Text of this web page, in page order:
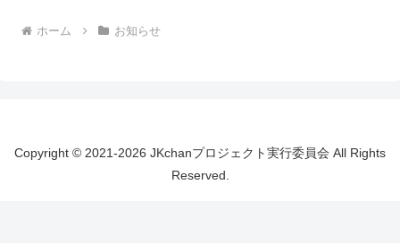
ホーム お知らせ
Copyright © 2021-2026 JKchanプロジェクト実行委員会 All Rights
Reserved.